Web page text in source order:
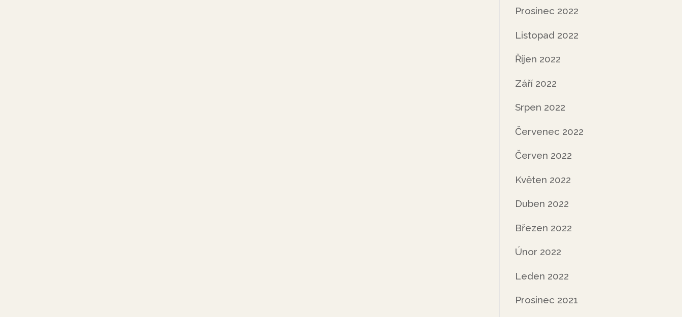
Prosinec 2022
Listopad 2022
Říjen 2022
Září 2022
Srpen 2022
Červenec 2022
Červen 2022
Květen 2022
Duben 2022
Březen 2022
Únor 2022
Leden 2022
Prosinec 2021